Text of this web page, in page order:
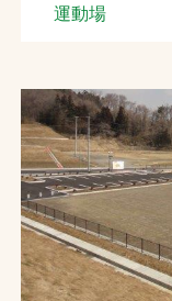
運動場